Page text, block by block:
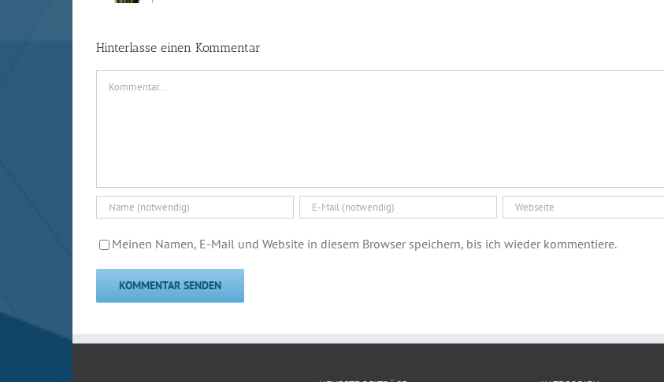
Hinterlasse einen Kommentar
Meinen Namen, E-Mail und Website in diesem Browser speichern, bis ich wieder kommentiere.